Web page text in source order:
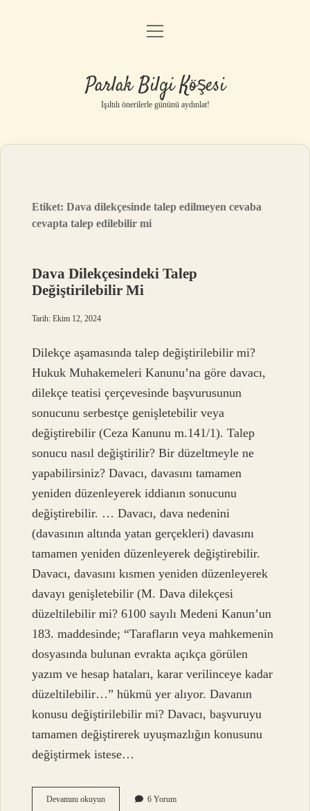
Anasayfa
Yasal Uyarı
menüyü
Parlak Bilgi Köşesi
Işıltılı önerilerle gününü aydınlat!
Etiket:Dava dilekçesinde talep edilmeyen cevaba
cevapta talep edilebilir mi
Dava Dilekçesindeki Talep
Değiştirilebilir Mi
Tarih: Ekim 12, 2024
Dilekçe aşamasında talep değiştirilebilir mi?
Hukuk Muhakemeleri Kanunu’na göre davacı,
dilekçe teatisi çerçevesinde başvurusunun
sonucunu serbestçe genişletebilir veya
değiştirebilir (Ceza Kanunu m.141/1). Talep
sonucu nasıl değiştirilir? Bir düzeltmeyle ne
yapabilirsiniz? Davacı, davasını tamamen
yeniden düzenleyerek iddianın sonucunu
değiştirebilir. … Davacı, dava nedenini
(davasının altında yatan gerçekleri) davasını
tamamen yeniden düzenleyerek değiştirebilir.
Davacı, davasını kısmen yeniden düzenleyerek
davayı genişletebilir (M. Dava dilekçesi
düzeltilebilir mi? 6100 sayılı Medeni Kanun’un
183. maddesinde; “Tarafların veya mahkemenin
dosyasında bulunan evrakta açıkça görülen
yazım ve hesap hataları, karar verilinceye kadar
düzeltilebilir…” hükmü yer alıyor. Davanın
konusu değiştirilebilir mi? Davacı, başvuruyu
tamamen değiştirerek uyuşmazlığın konusunu
değiştirmek istese…
Devamını okuyunDava
6 Yorum